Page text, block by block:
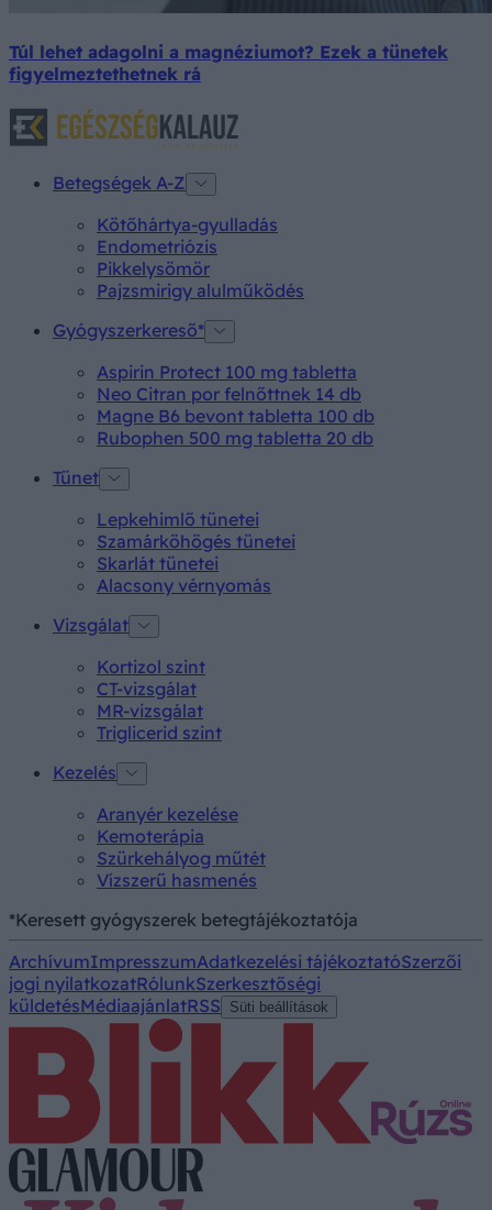
Túl lehet adagolni a magnéziumot? Ezek a tünetek
figyelmeztethetnek rá
Betegségek A-Z
Kötőhártya-gyulladás
Endometriózis
Pikkelysömör
Pajzsmirigy alulműködés
Gyógyszerkereső*
Aspirin Protect 100 mg tabletta
Neo Citran por felnőttnek 14 db
Magne B6 bevont tabletta 100 db
Rubophen 500 mg tabletta 20 db
Tünet
Lepkehimlő tünetei
Szamárköhögés tünetei
Skarlát tünetei
Alacsony vérnyomás
Vizsgálat
Kortizol szint
CT-vizsgálat
MR-vizsgálat
Triglicerid szint
Kezelés
Aranyér kezelése
Kemoterápia
Szürkehályog műtét
Vízszerű hasmenés
*Keresett gyógyszerek betegtájékoztatója
ArchívumImpresszumAdatkezelési tájékoztatóSzerzői
jogi nyilatkozatRólunkSzerkesztőségi
küldetésMédiaajánlatRSS Süti beállítások